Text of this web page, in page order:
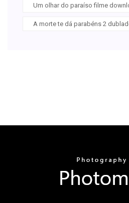
Um olhar do paraíso filme
A morte te dá parabéns 2